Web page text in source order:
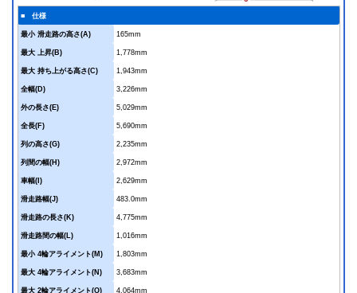
■ 仕様
最小 滑走路の高さ(A) 165mm
最大 上昇(B) 1,778mm
最大 持ち上がる高さ(C) 1,943mm
全幅(D) 3,226mm
外の長さ(E) 5,029mm
全長(F) 5,690mm
列の高さ(G) 2,235mm
列間の幅(H) 2,972mm
車幅(I) 2,629mm
滑走路幅(J) 483.0mm
滑走路の長さ(K) 4,775mm
滑走路間の幅(L) 1,016mm
最小 4輪アライメント(M) 1,803mm
最大 4輪アライメント(N) 3,683mm
最大 2輪アライメント(O) 4,064mm